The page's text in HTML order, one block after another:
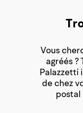
Vous
agréés ?
Palazzetti
de chez
postal